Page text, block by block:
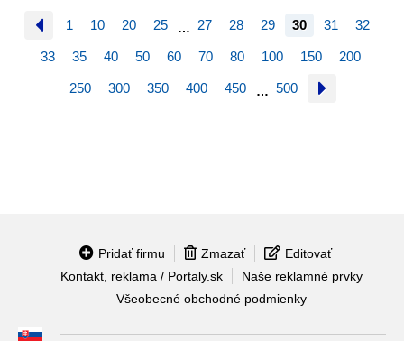
1 10 20 25 … 27 28 29 30 31 32
33 35 40 50 60 70 80 100 150 200
250 300 350 400 450 … 500
Pridať firmu Zmazať
Editovať
Kontakt, reklama / Portaly.sk
Naše reklamné prvky
Všeobecné obchodné podmienky